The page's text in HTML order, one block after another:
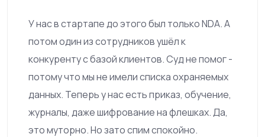
У нас в стартапе до этого был только NDA. А
потом один из сотрудников ушёл к
конкуренту с базой клиентов. Суд не помог -
потому что мы не имели списка охраняемых
данных. Теперь у нас есть приказ, обучение,
журналы, даже шифрование на флешках. Да,
это муторно. Но зато спим спокойно.